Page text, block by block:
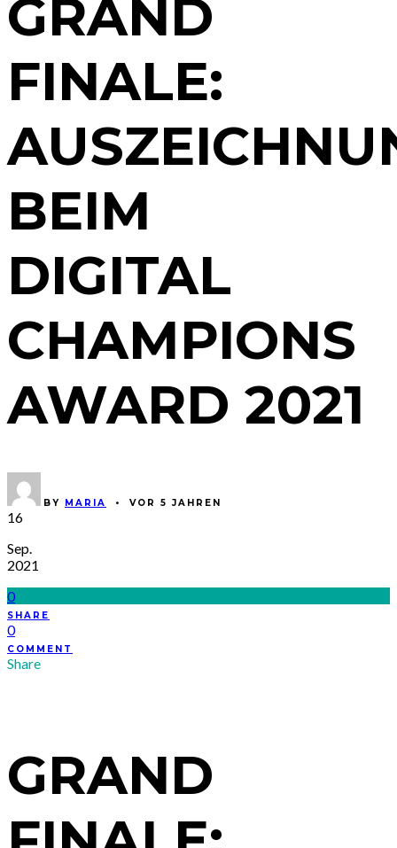
GRAND
FINALE:
BEIM
DIGITAL
CHAMPIONS
AWARD 2021
BY MARIA • VOR 5 JAHREN
16
Sep.
2021
0
SHARE
0
COMMENT
Share
GRAND